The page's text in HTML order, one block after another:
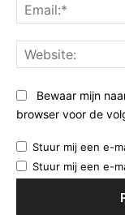
Bewaar mijn
browser voor de
Stuur mij een e-
Stuur mij een e-